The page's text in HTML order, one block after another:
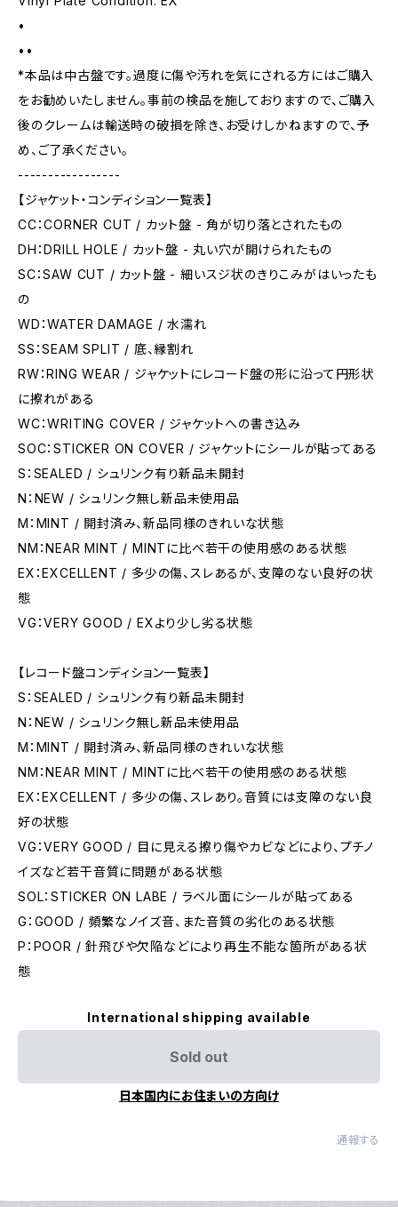
•
••
*本品は中古盤です。過度に傷や汚れを気にされる方にはご購入
をお勧めいたしません。事前の検品を施しておりますので、ご購入
後のクレームは輸送時の破損を除き、お受けしかねますので、予
め、ご了承ください。
-----------------
【ジャケット・コンディション一覧表】
CC：CORNER CUT / カット盤 - 角が切り落とされたもの
DH：DRILL HOLE / カット盤 - 丸い穴が開けられたもの
SC：SAW CUT / カット盤 - 細いスジ状のきりこみがはいったも
の
WD：WATER DAMAGE / 水濡れ
SS：SEAM SPLIT / 底、縁割れ
RW：RING WEAR / ジャケットにレコード盤の形に沿って円形状
に擦れがある
WC：WRITING COVER / ジャケットへの書き込み
SOC：STICKER ON COVER / ジャケットにシールが貼ってある
S：SEALED / シュリンク有り新品未開封
N：NEW / シュリンク無し新品未使用品
M：MINT / 開封済み、新品同様のきれいな状態
NM：NEAR MINT / MINTに比べ若干の使用感のある状態
EX：EXCELLENT / 多少の傷、スレあるが、支障のない良好の状
態
VG：VERY GOOD / EXより少し劣る状態
【レコード盤コンディション一覧表】
S：SEALED / シュリンク有り新品未開封
N：NEW / シュリンク無し新品未使用品
M：MINT / 開封済み、新品同様のきれいな状態
NM：NEAR MINT / MINTに比べ若干の使用感のある状態
EX：EXCELLENT / 多少の傷、スレあり。音質には支障のない良
好の状態
VG：VERY GOOD / 目に見える擦り傷やカビなどにより、プチノ
イズなど若干音質に問題がある状態
SOL：STICKER ON LABE / ラベル面にシールが貼ってある
G：GOOD / 頻繁なノイズ音、また音質の劣化のある状態
P：POOR / 針飛びや欠陥などにより再生不能な箇所がある状
態
International shipping available
Sold out
日本国内にお住まいの方向け
通報する